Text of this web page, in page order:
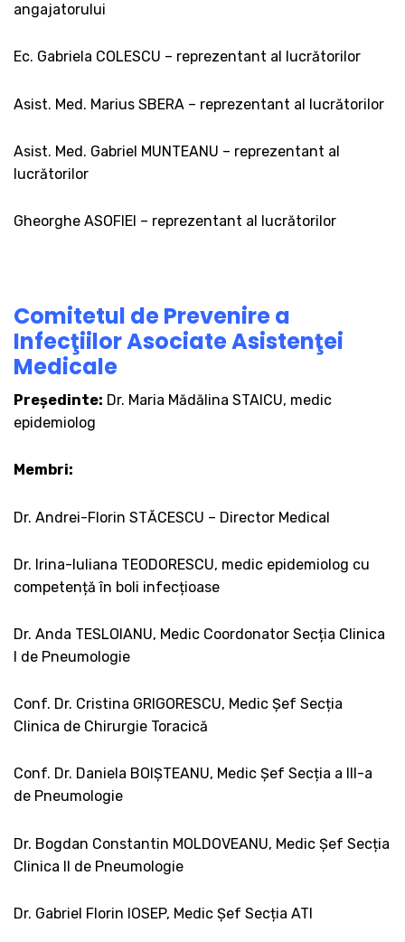
angajatorului
Ec. Gabriela COLESCU – reprezentant al lucrătorilor
Asist. Med. Marius SBERA – reprezentant al lucrătorilor
Asist. Med. Gabriel MUNTEANU – reprezentant al
lucrătorilor
Gheorghe ASOFIEI – reprezentant al lucrătorilor
Comitetul de Prevenire a
Infecţiilor Asociate Asistenţei
Medicale
Președinte: Dr. Maria Mădălina STAICU, medic
epidemiolog
Membri:
Dr. Andrei-Florin STĂCESCU – Director Medical
Dr. Irina-Iuliana TEODORESCU, medic epidemiolog cu
competență în boli infecțioase
Dr. Anda TESLOIANU, Medic Coordonator Secția Clinica
I de Pneumologie
Conf. Dr. Cristina GRIGORESCU, Medic Șef Secția
Clinica de Chirurgie Toracică
Conf. Dr. Daniela BOIȘTEANU, Medic Șef Secția a III-a
de Pneumologie
Dr. Bogdan Constantin MOLDOVEANU, Medic Șef Secția
Clinica II de Pneumologie
Dr. Gabriel Florin IOSEP, Medic Șef Secția ATI